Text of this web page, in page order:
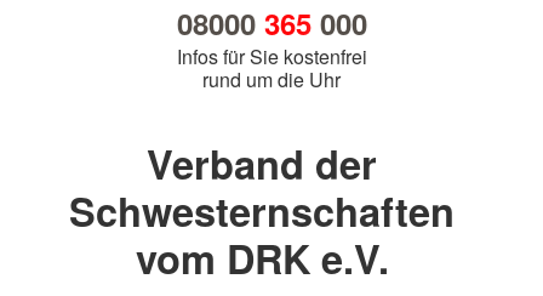
08000 365000
Infos für Sie kostenfrei
rund um die Uhr
Verband der
Schwesternschaften
vom DRK e.V.